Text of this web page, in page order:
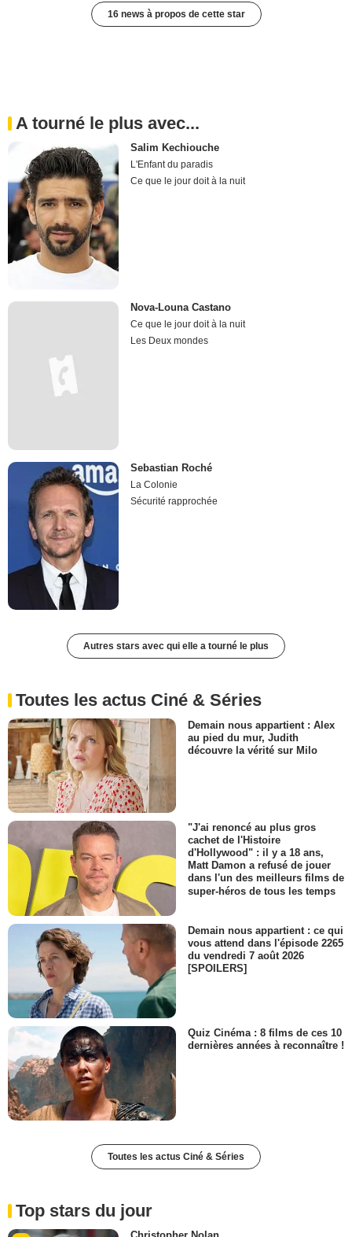
16 news à propos de cette star
A tourné le plus avec...
Salim Kechiouche
L'Enfant du paradis
Ce que le jour doit à la nuit
Nova-Louna Castano
Ce que le jour doit à la nuit
Les Deux mondes
Sebastian Roché
La Colonie
Sécurité rapprochée
Autres stars avec qui elle a tourné le plus
Toutes les actus Ciné & Séries
Demain nous appartient : Alex
au pied du mur, Judith
découvre la vérité sur Milo
"J'ai renoncé au plus gros
cachet de l'Histoire
d'Hollywood" : il y a 18 ans,
Matt Damon a refusé de jouer
dans l'un des meilleurs films de
super-héros de tous les temps
Demain nous appartient : ce qui
vous attend dans l'épisode 2265
du vendredi 7 août 2026
[SPOILERS]
Quiz Cinéma : 8 films de ces 10
dernières années à reconnaître !
Toutes les actus Ciné & Séries
Top stars du jour